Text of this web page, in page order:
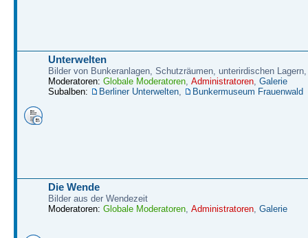
Unterwelten
Bilder von Bunkeranlagen, Schutzräumen, unterirdischen
Moderatoren: Globale Moderatoren Administratoren Galerie
Subalben:
Berliner Unterwelten Bunkermuseum Frauenwald
Die Wende
Bilder aus der Wendezeit
Moderatoren: Globale Moderatoren Administratoren Galerie